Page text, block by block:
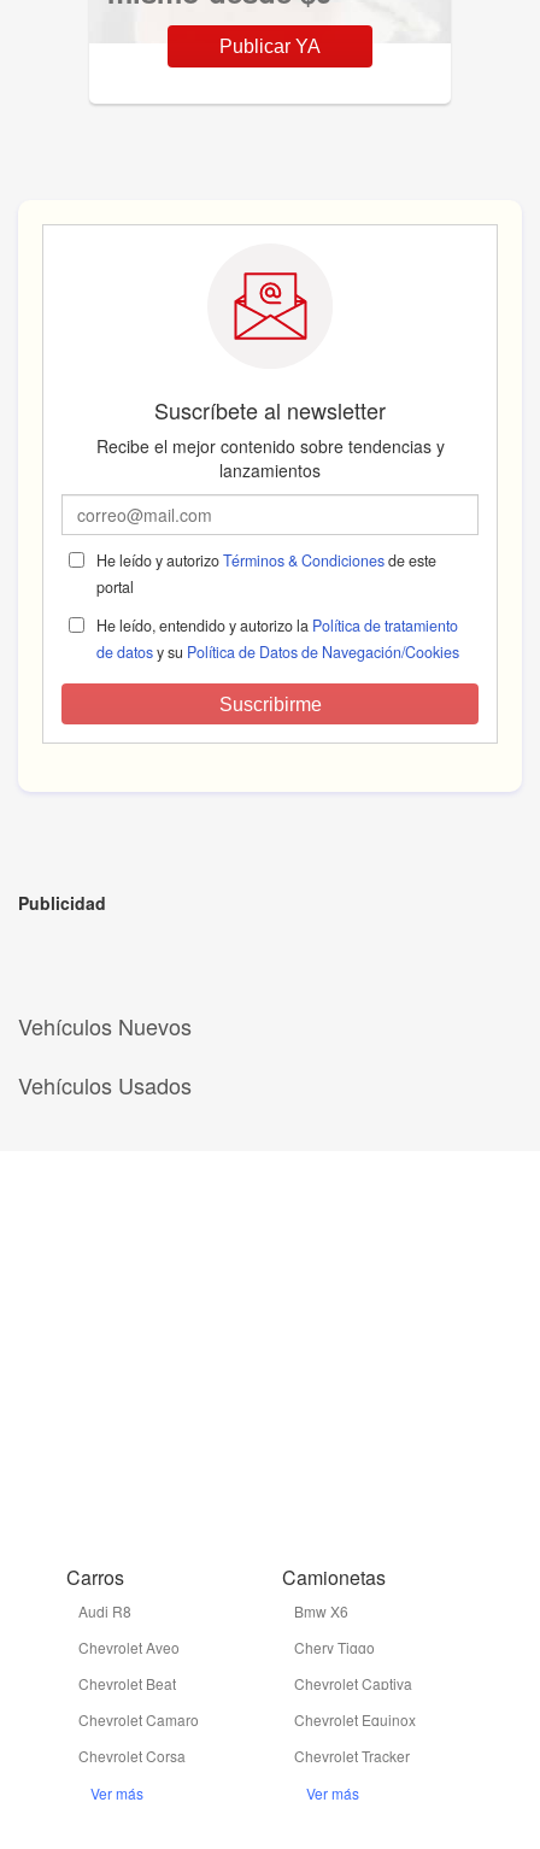
Publicar YA
Suscríbete al newsletter
Recibe el mejor contenido sobre tendencias y
lanzamientos
He leído y autorizoTérminos & Condicionesde este
portal
He leído, entendido y autorizo la Política de tratamiento
de datosy su Política de Datos de Navegación/Cookies
Suscribirme
Publicidad
Vehículos Nuevos
Vehículos Usados
Carros
Audi R8
Chevrolet Aveo
Chevrolet Beat
Chevrolet Camaro
Chevrolet Corsa
Ver más
Camionetas
Bmw X6
Chery Tiggo
Chevrolet Captiva
Chevrolet Equinox
Chevrolet Tracker
Ver más